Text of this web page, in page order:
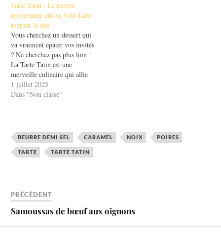
Tarte Tatin : La recette
renversante qui va vous faire
tourner la tête !
Vous cherchez un dessert qui
va vraiment épater vos invités
? Ne cherchez pas plus loin !
La Tarte Tatin est une
merveille culinaire qui allie
simplicité et délicatesse en un
seul plat. Ce classique
incontournable de la…
1 juillet 2025
Dans "Non classé"
BEURRE DEMI SEL CARAMEL NOIX POIRES
TARTE TARTE TATIN
PRÉCÉDENT
Samoussas de bœuf aux oignons